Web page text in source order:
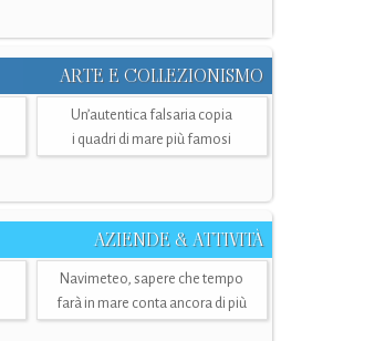
ARTE E COLLEZIONISMO
Un’autentica falsaria copia
i quadri di mare più famosi
AZIENDE & ATTIVITÀ
Navimeteo, sapere che tempo
farà in mare conta ancora di più